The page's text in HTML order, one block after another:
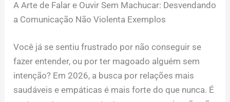
A Arte de Falar e Ouvir Sem Machucar: Desvendando
a Comunicação Não Violenta Exemplos
Você já se sentiu frustrado por não conseguir se
fazer entender, ou por ter magoado alguém sem
intenção? Em 2026, a busca por relações mais
saudáveis e empáticas é mais forte do que nunca. É